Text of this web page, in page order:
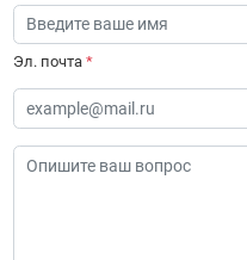
Эл. почта *